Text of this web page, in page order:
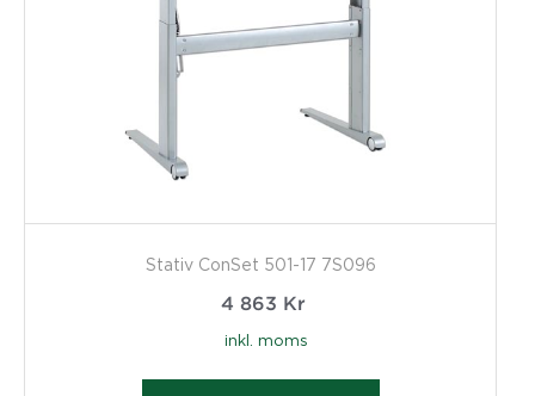
Stativ ConSet 501-17 7S096
4 863 Kr
inkl. moms